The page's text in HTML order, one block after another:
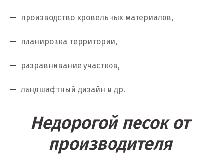
Красногорск
Краснодар
Краснотурьинск
Красноярск
производство кровельных материалов,
планировка территории,
разравнивание участков,
ландшафтный дизайн и др.
Недорогой песок от
производителя